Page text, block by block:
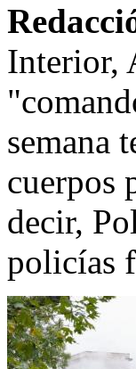
Interior,
semana
cuerpos
decir,
policías